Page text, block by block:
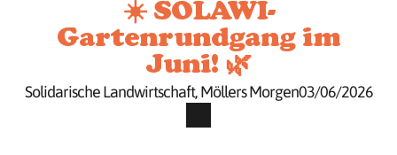
☀️ SOLAWI-
Gartenrundgang im
Juni! 🌿
Solidarische Landwirtschaft Möllers Morgen03/06/2026